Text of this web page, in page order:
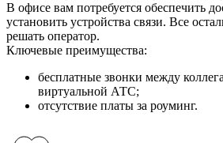
В офисе вам потребуется обеспечить
установить устройства связи. Все
решать оператор.
Ключевые преимущества:
бесплатные звонки между
виртуальной АТС;
отсутствие платы за роуминг.